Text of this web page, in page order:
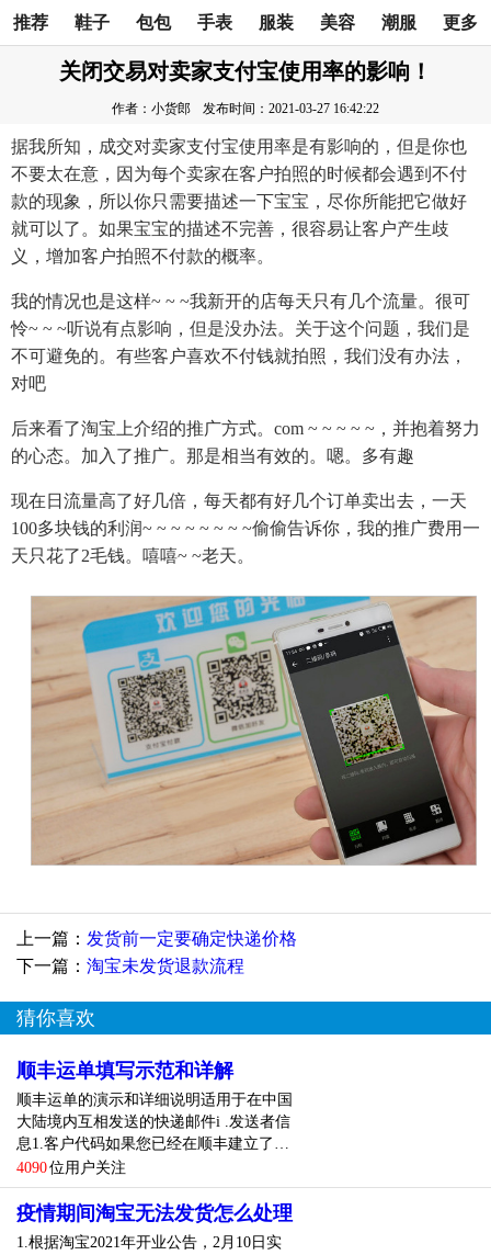
推荐 鞋子 包包 手表 服装 美容 潮服 更多
关闭交易对卖家支付宝使用率的影响！
作者：小货郎 发布时间：2021-03-27 16:42:22
据我所知，成交对卖家支付宝使用率是有影响的，但是你也
不要太在意，因为每个卖家在客户拍照的时候都会遇到不付
款的现象，所以你只需要描述一下宝宝，尽你所能把它做好
就可以了。如果宝宝的描述不完善，很容易让客户产生歧
义，增加客户拍照不付款的概率。
我的情况也是这样~ ~ ~我新开的店每天只有几个流量。很可
怜~ ~ ~听说有点影响，但是没办法。关于这个问题，我们是
不可避免的。有些客户喜欢不付钱就拍照，我们没有办法，
对吧
后来看了淘宝上介绍的推广方式。com ~ ~ ~ ~ ~，并抱着努力
的心态。加入了推广。那是相当有效的。嗯。多有趣
现在日流量高了好几倍，每天都有好几个订单卖出去，一天
100多块钱的利润~ ~ ~ ~ ~ ~ ~ ~偷偷告诉你，我的推广费用一
天只花了2毛钱。嘻嘻~ ~老天。
上一篇： 发货前一定要确定快递价格
下一篇： 淘宝未发货退款流程
猜你喜欢
顺丰运单填写示范和详解
顺丰运单的演示和详细说明适用于在中国
大陆境内互相发送的快递邮件i .发送者信
息1.客户代码如果您已经在顺丰建立了…
4090位用户关注
疫情期间淘宝无法发货怎么处理
1.根据淘宝2021年开业公告，2月10日实